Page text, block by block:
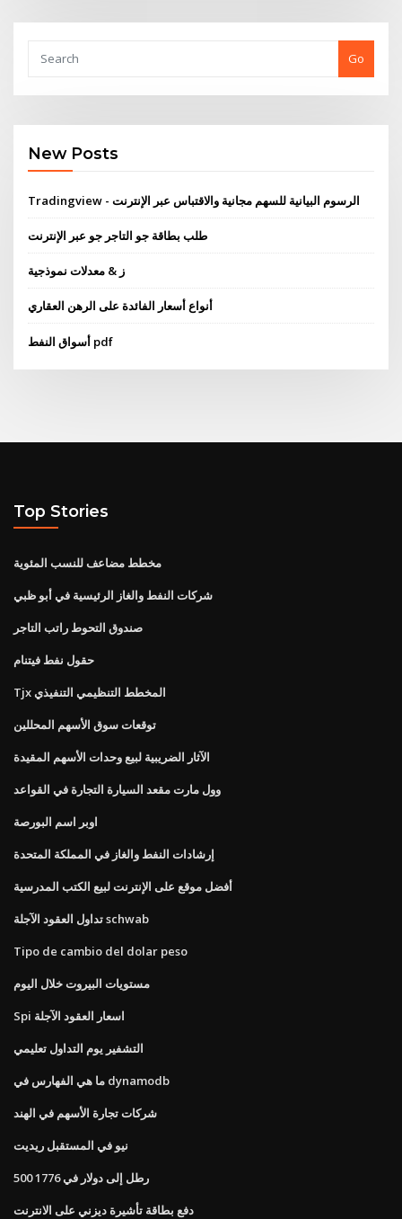
Go
New Posts
Tradingview - الرسوم البيانية للسهم مجانية والاقتباس عبر الإنترنت
طلب بطاقة جو التاجر جو عبر الإنترنت
ز & معدلات نموذجية
أنواع أسعار الفائدة على الرهن العقاري
أسواق النفط pdf
Top Stories
مخطط مضاعف للنسب المئوية
شركات النفط والغاز الرئيسية في أبو ظبي
صندوق التحوط راتب التاجر
حقول نفط فيتنام
Tjx المخطط التنظيمي التنفيذي
توقعات سوق الأسهم المحللين
الآثار الضريبية لبيع وحدات الأسهم المقيدة
وول مارت مقعد السيارة التجارة في القواعد
اوبر اسم البورصة
إرشادات النفط والغاز في المملكة المتحدة
أفضل موقع على الإنترنت لبيع الكتب المدرسية
تداول العقود الآجلة schwab
Tipo de cambio del dolar peso
مستويات البيروت خلال اليوم
Spi اسعار العقود الآجلة
التشفير يوم التداول تعليمي
ما هي الفهارس في dynamodb
شركات تجارة الأسهم في الهند
نيو في المستقبل ريديت
500 رطل إلى دولار في 1776
دفع بطاقة تأشيرة ديزني على الانترنت